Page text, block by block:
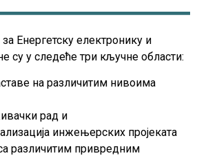
Енергетску електронику и
су у следеће три кључне области:
на различитим нивоима
рад и
инжењерских пројеката
различитим привредним